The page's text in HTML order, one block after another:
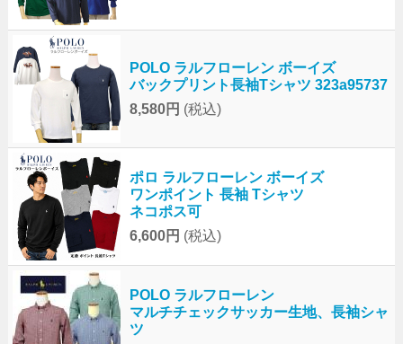
POLO ラルフローレン ボーイズ
バックプリント長袖Tシャツ 323a95737
8,580円 (税込)
ポロ ラルフローレン ボーイズ
ワンポイント 長袖 Tシャツ
ネコポス可
6,600円 (税込)
POLO ラルフローレン
マルチチェックサッカー生地、長袖シャ
ツ